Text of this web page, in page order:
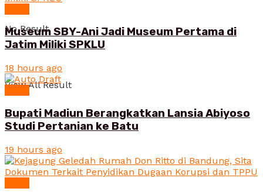
No Result
View All Result
Museum SBY-Ani Jadi Museum Pertama di
Jatim Miliki SPKLU
18 hours ago
Bupati Madiun Berangkatkan Lansia Abiyoso
Studi Pertanian ke Batu
19 hours ago